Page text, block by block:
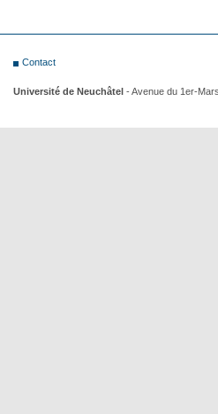
Contact
Université de Neuchâtel - Avenue du 1er-